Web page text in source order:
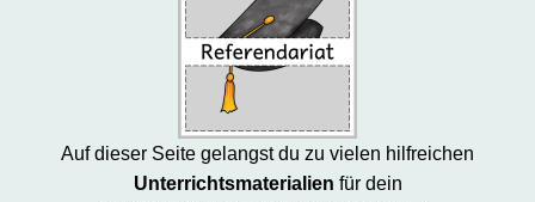
Auf dieser Seite gelangst du zu vielen hilfreichen
Unterrichtsmaterialien für dein